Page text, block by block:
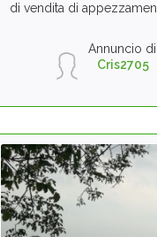
di vendita di
Annuncio di:
Cris2705